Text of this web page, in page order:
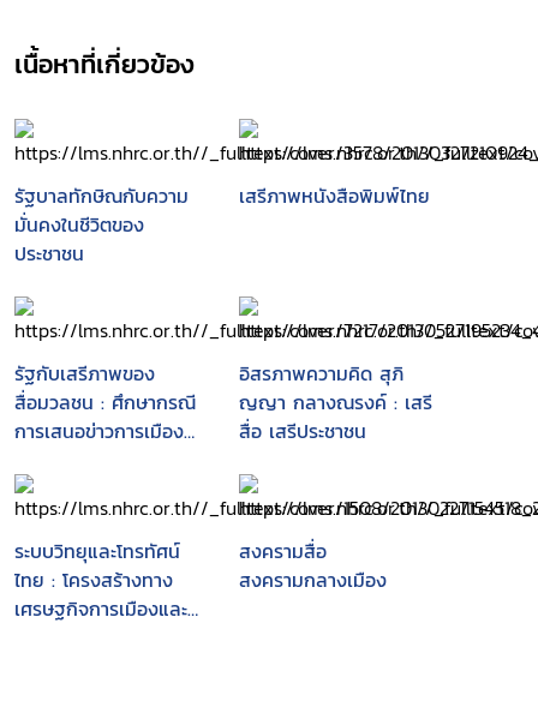
เนื้อหาที่เกี่ยวข้อง
รัฐบาลทักษิณกับความ
มั่นคงในชีวิตของ
ประชาชน
เสรีภาพหนังสือพิมพ์ไทย
รัฐกับเสรีภาพของ
สื่อมวลชน : ศึกษากรณี
การเสนอข่าวการเมือง
และวิทยุโทรทัศน์
อิสรภาพความคิด สุภิ
ญญา กลางณรงค์ : เสรี
สื่อ เสรีประชาชน
ระบบวิทยุและโทรทัศน์
ไทย : โครงสร้างทาง
เศรษฐกิจการเมืองและ
สงครามสื่อ
สงครามกลางเมือง